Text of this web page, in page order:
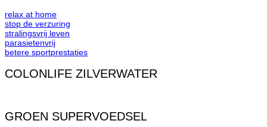
relax at home
stop de verzuring
stralingsvrij leven
parasietenvrij
betere sportprestaties
COLONLIFE ZILVERWATER
GROEN SUPERVOEDSEL